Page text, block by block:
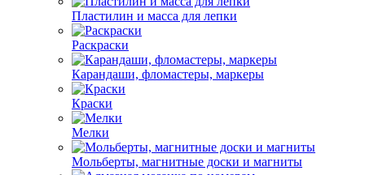
Пластилин и масса для лепки
Раскраски
Карандаши, фломастеры, маркеры
Краски
Мелки
Мольберты, магнитные доски и магниты